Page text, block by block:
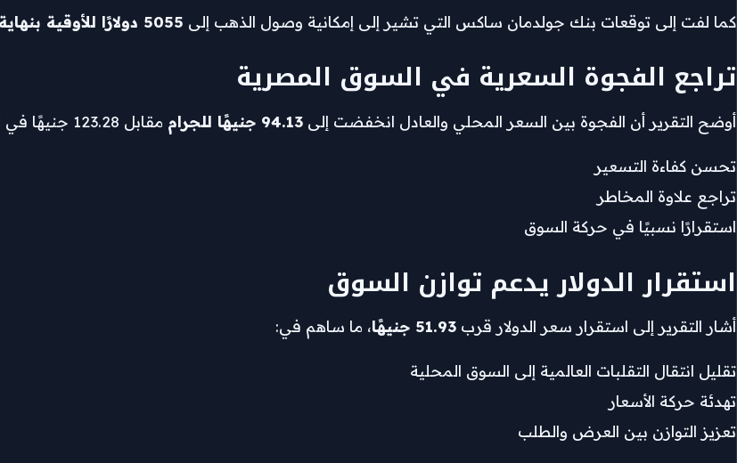
كما لفت إلى توقعات بنك جولدمان ساكس التي تشير إلى إمكانية وصول الذهب إلى 5055 دولارًا للأوقية بنهاية 2026
تراجع الفجوة السعرية في السوق المصرية
أوضح التقرير أن الفجوة بين السعر المحلي والعادل انخفضت إلى 94.13 جنيهًا للجرام مقابل 123.28 جنيهًا في اليوم السابق، ما يعكس:
تحسن كفاءة التسعير
تراجع علاوة المخاطر
استقرارًا نسبيًا في حركة السوق
استقرار الدولار يدعم توازن السوق
أشار التقرير إلى استقرار سعر الدولار قرب 51.93 جنيهًا ، ما ساهم في:
تقليل انتقال التقلبات العالمية إلى السوق المحلية
تهدئة حركة الأسعار
تعزيز التوازن بين العرض والطلب